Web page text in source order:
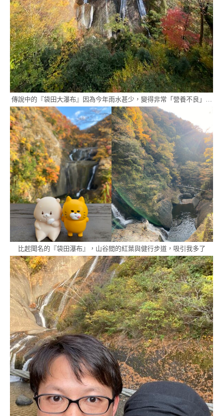
傳說中的『袋田大瀑布』因為今年雨水甚少，變得非常「營養不良」…
比起聞名的『袋田瀑布』，山谷間的紅葉與健行步道，吸引我多了